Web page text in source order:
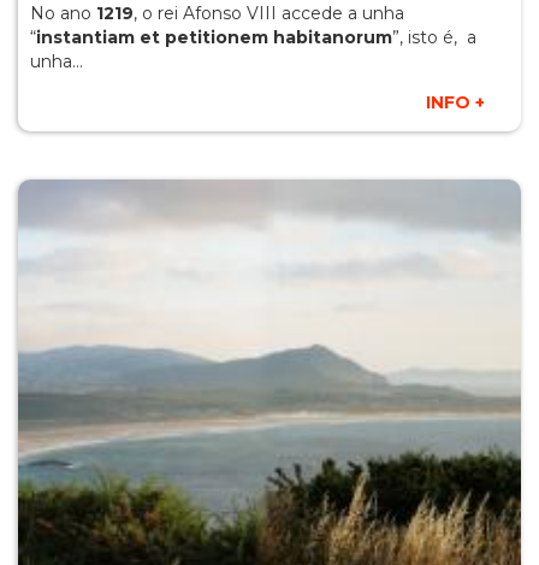
No ano 1219, o rei Afonso VIII accede a unha
“instantiam et petitionem habitanorum”, isto é, a
unha…
INFO +